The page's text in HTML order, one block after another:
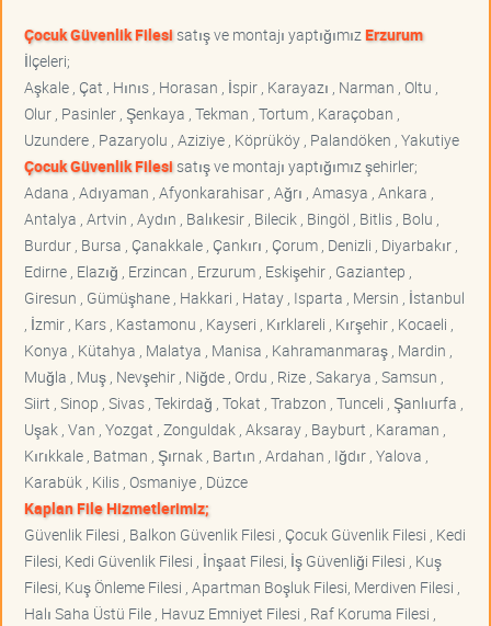
Çocuk Güvenlik Filesisatış ve montajı yaptığımızErzurum
İlçeleri;
Aşkale , Çat , Hınıs , Horasan , İspir , Karayazı , Narman , Oltu ,
Olur , Pasinler , Şenkaya , Tekman , Tortum , Karaçoban ,
Uzundere , Pazaryolu , Aziziye , Köprüköy , Palandöken , Yakutiye
Çocuk Güvenlik Filesisatış ve montajı yaptığımız şehirler;
Adana , Adıyaman , Afyonkarahisar , Ağrı , Amasya , Ankara ,
Antalya , Artvin , Aydın , Balıkesir , Bilecik , Bingöl , Bitlis , Bolu ,
Burdur , Bursa , Çanakkale , Çankırı , Çorum , Denizli , Diyarbakır ,
Edirne , Elazığ , Erzincan , Erzurum , Eskişehir , Gaziantep ,
Giresun , Gümüşhane , Hakkari , Hatay , Isparta , Mersin , İstanbul
, İzmir , Kars , Kastamonu , Kayseri , Kırklareli , Kırşehir , Kocaeli ,
Konya , Kütahya , Malatya , Manisa , Kahramanmaraş , Mardin ,
Muğla , Muş , Nevşehir , Niğde , Ordu , Rize , Sakarya , Samsun ,
Siirt , Sinop , Sivas , Tekirdağ , Tokat , Trabzon , Tunceli , Şanlıurfa ,
Uşak , Van , Yozgat , Zonguldak , Aksaray , Bayburt , Karaman ,
Kırıkkale , Batman , Şırnak , Bartın , Ardahan , Iğdır , Yalova ,
Karabük , Kilis , Osmaniye , Düzce
Kaplan File Hizmetlerimiz;
Güvenlik Filesi , Balkon Güvenlik Filesi , Çocuk Güvenlik Filesi , Kedi
Filesi, Kedi Güvenlik Filesi , İnşaat Filesi, İş Güvenliği Filesi , Kuş
Filesi, Kuş Önleme Filesi , Apartman Boşluk Filesi, Merdiven Filesi ,
Halı Saha Üstü File , Havuz Emniyet Filesi , Raf Koruma Filesi ,